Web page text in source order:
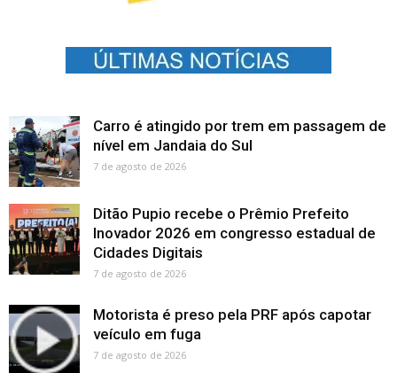
Carro é atingido por trem em passagem de
nível em Jandaia do Sul
7 de agosto de 2026
Ditão Pupio recebe o Prêmio Prefeito
Inovador 2026 em congresso estadual de
Cidades Digitais
7 de agosto de 2026
Motorista é preso pela PRF após capotar
veículo em fuga
7 de agosto de 2026